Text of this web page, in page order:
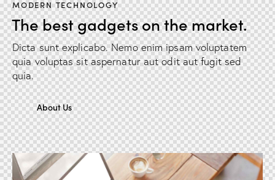
MODERN TECHNOLOGY
The best gadgets on the market.
Dicta sunt explicabo. Nemo enim ipsam voluptatem
quia voluptas sit aspernatur aut odit aut fugit sed
quia.
About Us